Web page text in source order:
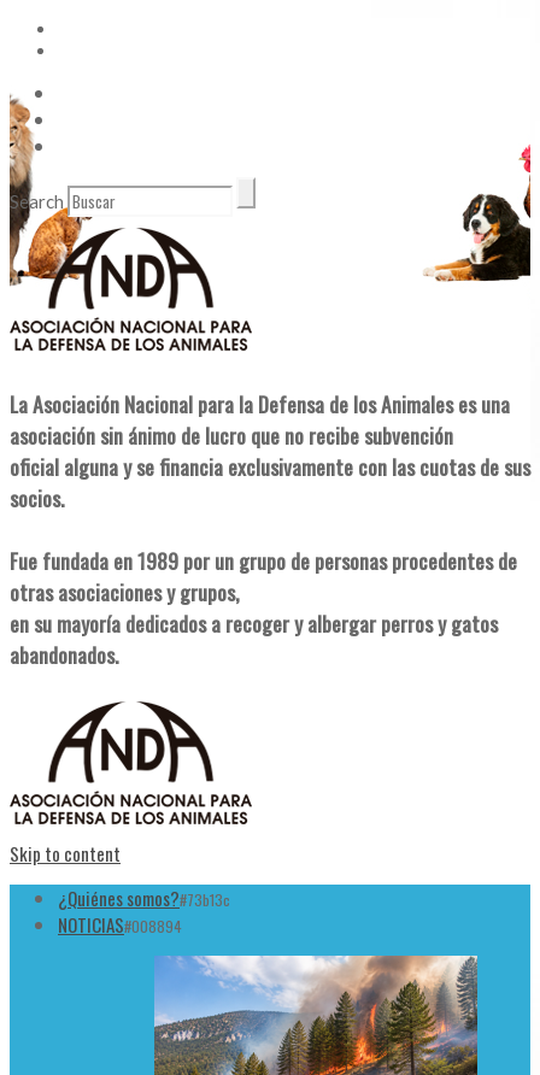
Search
La Asociación Nacional para la Defensa de los Animales es una
asociación sin ánimo de lucro que no recibe subvención
oficial alguna y se financia exclusivamente con las cuotas de sus
socios.
Fue fundada en 1989 por un grupo de personas procedentes de
otras asociaciones y grupos,
en su mayoría dedicados a recoger y albergar perros y gatos
abandonados.
Skip to content
¿Quiénes somos?#73b13c
NOTICIAS#008894